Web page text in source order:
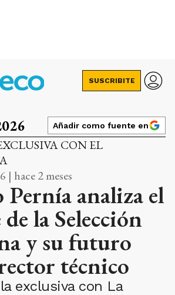
SUSCRIBITE
Añadir como fuente en
CON EL
| hace 2 meses
analiza el
la Selección
y su futuro
técnico
exclusiva con La